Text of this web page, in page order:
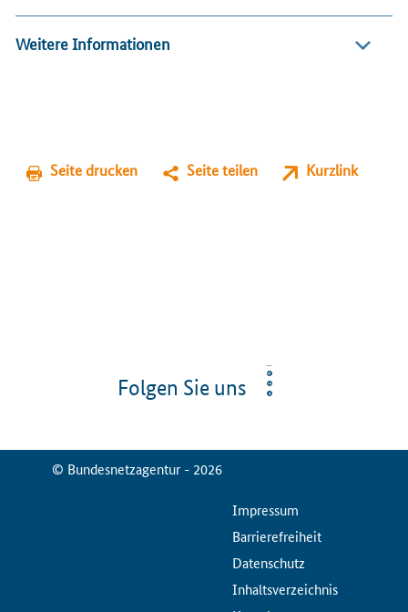
Weitere Informationen
Seite drucken Seite teilen Kurzlink
Folgen Sie uns
© Bundesnetzagentur - 2026
ServiceMenuImpressum
Barrierefreiheit
Datenschutz
Inhaltsverzeichnis